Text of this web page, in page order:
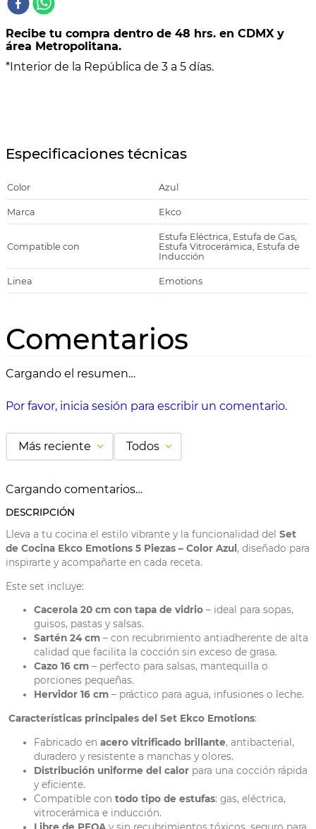
Recibe tu compra dentro de 48 hrs. en CDMX y
área Metropolitana.
*Interior de la República de 3 a 5 días.
Especificaciones técnicas
Color Azul
Marca Ekco
Compatible con
Estufa Eléctrica, Estufa de Gas,
Estufa Vitrocerámica, Estufa de
Inducción
Linea Emotions
Comentarios
Cargando el resumen…
Por favor, inicia sesión para escribir un comentario.
Más reciente Todos
Cargando comentarios…
DESCRIPCIÓN
Lleva a tu cocina el estilo vibrante y la funcionalidad del Set
de Cocina Ekco Emotions 5 Piezas – Color Azul , diseñado para
inspirarte y acompañarte en cada receta.
Este set incluye:
Cacerola 20 cm con tapa de vidrio – ideal para sopas,
guisos, pastas y salsas.
Sartén 24 cm – con recubrimiento antiadherente de alta
calidad que facilita la cocción sin exceso de grasa.
Cazo 16 cm – perfecto para salsas, mantequilla o
porciones pequeñas.
Hervidor 16 cm – práctico para agua, infusiones o leche.
Características principales del Set Ekco Emotions:
Fabricado en acero vitrificado brillante, antibacterial,
duradero y resistente a manchas y olores.
Distribución uniforme del calor para una cocción rápida
y eficiente.
Compatible con todo tipo de estufas: gas, eléctrica,
vitrocerámica e inducción.
Libre de PFOA y sin recubrimientos tóxicos, seguro para